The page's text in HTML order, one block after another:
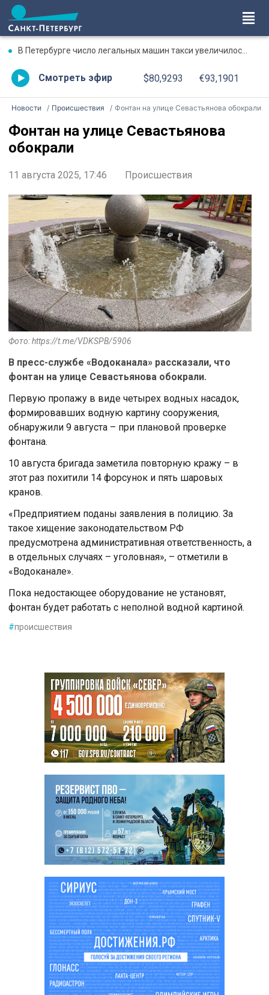
В Петербурге число легальных машин такси увеличилось почти в три раза
Смотреть эфир $80,9293 €93,1901
Новости Происшествия Фонтан на улице Севастьянова обокрали
Фонтан на улице Севастьянова
обокрали
11 августа 2025, 17:46 Происшествия
Фото: https://t.me/VDKSPB/5906
В пресс-службе «Водоканала» рассказали, что
фонтан на улице Севастьянова обокрали.
Первую пропажу в виде четырех водных насадок,
формировавших водную картину сооружения,
обнаружили 9 августа – при плановой проверке
фонтана.
10 августа бригада заметила повторную кражу – в
этот раз похитили 14 форсунок и пять шаровых
кранов.
«Предприятием поданы заявления в полицию. За
такое хищение законодательством РФ
предусмотрена административная ответственность, а
в отдельных случаях – уголовная», – отметили в
«Водоканале».
Пока недостающее оборудование не установят,
фонтан будет работать с неполной водной картиной.
#происшествия